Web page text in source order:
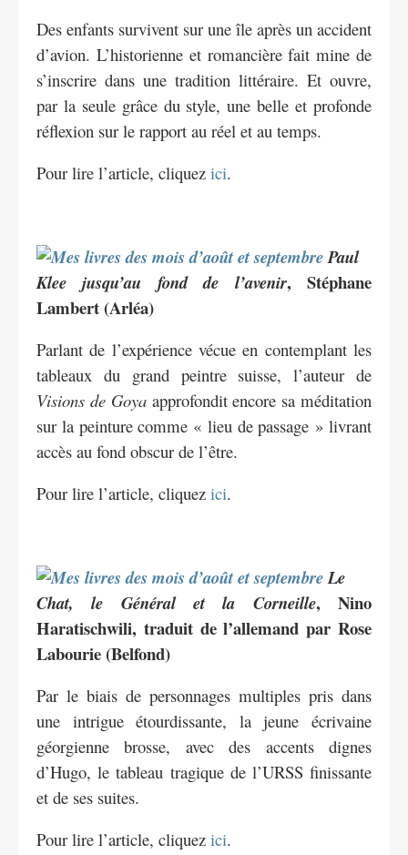
Des enfants survivent sur une île après un accident
d’avion. L’historienne et romancière fait mine de
s’inscrire dans une tradition littéraire. Et ouvre,
par la seule grâce du style, une belle et profonde
réflexion sur le rapport au réel et au temps.
Pour lire l’article, cliquez ici.
Paul
Klee jusqu’au fond de l’avenir, Stéphane
Lambert (Arléa)
Parlant de l’expérience vécue en contemplant les
tableaux du grand peintre suisse, l’auteur de
Visions de Goyaapprofondit encore sa méditation
sur la peinture comme « lieu de passage » livrant
accès au fond obscur de l’être.
Pour lire l’article, cliquez ici.
Le
Chat, le Général et la Corneille, Nino
Haratischwili, traduit de l’allemand par Rose
Labourie (Belfond)
Par le biais de personnages multiples pris dans
une intrigue étourdissante, la jeune écrivaine
géorgienne brosse, avec des accents dignes
d’Hugo, le tableau tragique de l’URSS finissante
et de ses suites.
Pour lire l’article, cliquez ici.